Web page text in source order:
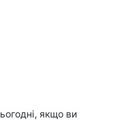
якщо ви